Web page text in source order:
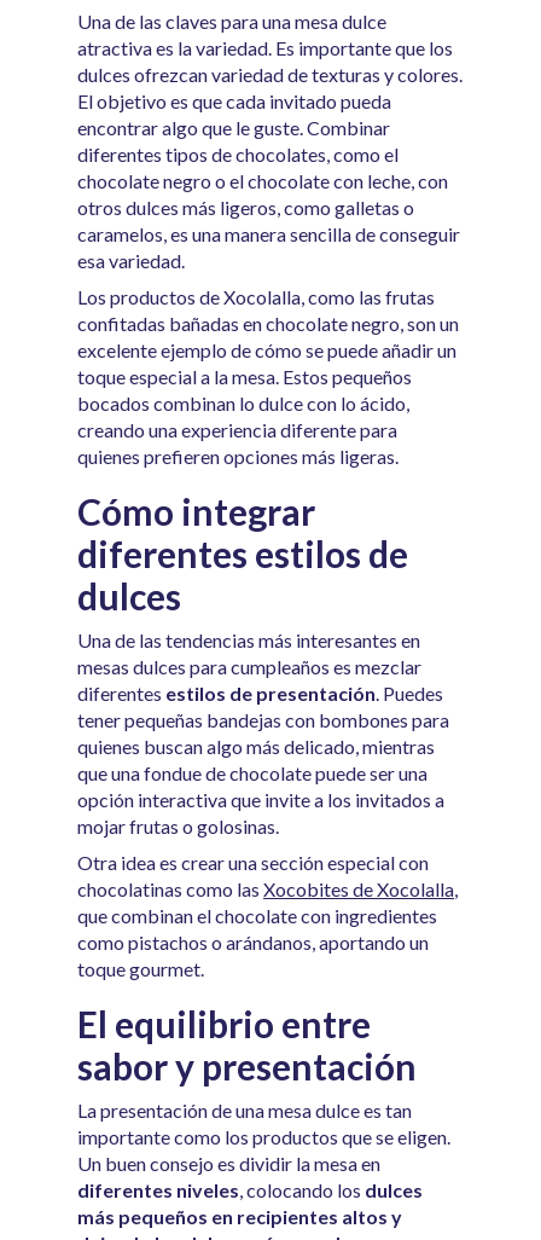
Una de las claves para una mesa dulce
atractiva es la variedad. Es importante que los
dulces ofrezcan variedad de texturas y colores.
El objetivo es que cada invitado pueda
encontrar algo que le guste. Combinar
diferentes tipos de chocolates, como el
chocolate negro o el chocolate con leche, con
otros dulces más ligeros, como galletas o
caramelos, es una manera sencilla de conseguir
esa variedad.
Los productos de Xocolalla, como las frutas
confitadas bañadas en chocolate negro, son un
excelente ejemplo de cómo se puede añadir un
toque especial a la mesa. Estos pequeños
bocados combinan lo dulce con lo ácido,
creando una experiencia diferente para
quienes prefieren opciones más ligeras.
Cómo integrar
diferentes estilos de
dulces
Una de las tendencias más interesantes en
mesas dulces para cumpleaños es mezclar
diferentes estilos de presentación. Puedes
tener pequeñas bandejas con bombones para
quienes buscan algo más delicado, mientras
que una fondue de chocolate puede ser una
opción interactiva que invite a los invitados a
mojar frutas o golosinas.
Otra idea es crear una sección especial con
chocolatinas como lasXocobites de Xocolalla,
que combinan el chocolate con ingredientes
como pistachos o arándanos, aportando un
toque gourmet.
El equilibrio entre
sabor y presentación
La presentación de una mesa dulce es tan
importante como los productos que se eligen.
Un buen consejo es dividir la mesa en
diferentes niveles, colocando los dulces
más pequeños en recipientes altos y